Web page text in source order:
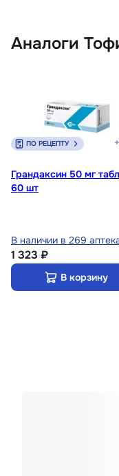
Аналоги
ПО РЕЦЕПТУ +
Грандаксин 50 мг
60 шт
В наличии в 269
1 323 ₽
В корзину